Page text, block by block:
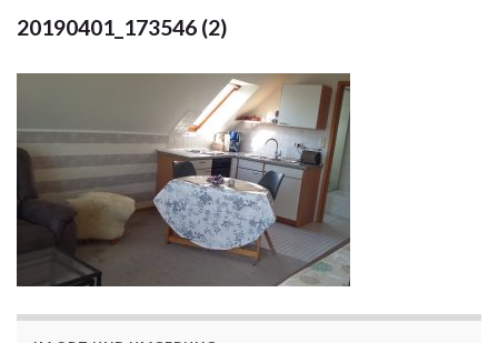
20190401_173546 (2)